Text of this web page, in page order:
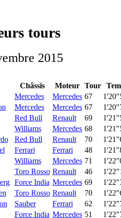
tours
2015
Châssis Moteur Tour
Mercedes Mercedes 67
Mercedes Mercedes 67
Red Bull Renault 69
Williams Mercedes 68
Red Bull Renault 70
Ferrari Ferrari 48
Williams Mercedes 71
Toro Rosso Renault 46
Force India Mercedes 69
Toro Rosso Renault 70
Sauber Ferrari 62
Force India Mercedes 51